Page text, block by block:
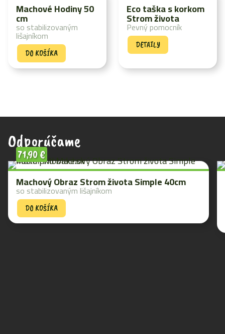
Machové Hodiny 50
cm
so stabilizovaným
lišajníkom
DO KOŠÍKA
Eco taška s korkom
Strom života
Pevný pomocník
DETAILY
Odporúčame
Machový Obraz Strom života Simple 40cm
71,90€
so stabilizovaným lišajníkom
DO KOŠÍKA